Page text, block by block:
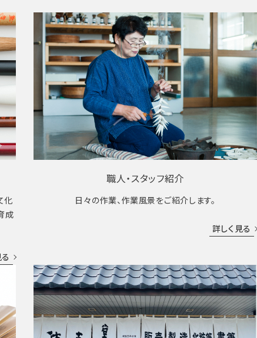
化
成
職人・スタッフ紹介
日々の作業、作業風景をご紹介します。
詳しく見る